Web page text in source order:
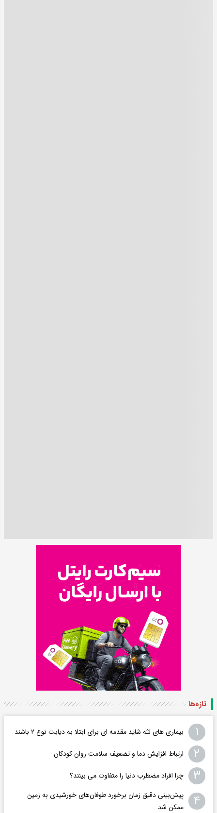
تازه‌ها
۱ بیماری های لثه شاید مقدمه ای برای ابتلا به دیابت نوع ۲ باشند
۲ ارتباط افزایش دما و تضعیف سلامت روان کودکان
۳ چرا افراد مضطرب دنیا را متفاوت می بینند؟
۴
پیش‌بینی دقیق زمان برخورد طوفان‌های خورشیدی به زمین
ممکن شد